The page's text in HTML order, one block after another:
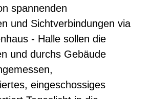
spannenden
und Sichtverbindungen via
- Halle sollen die
und durchs Gebäude
eingeschossiges